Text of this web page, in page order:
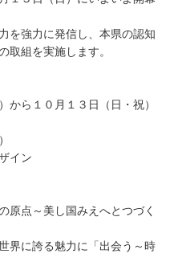
を強力に発信し、本県の認知
取組を実施します。
ら１０月１３日（日・祝）
イン
点～美し国みえへとつづく
界に誇る魅力に「出会う～時